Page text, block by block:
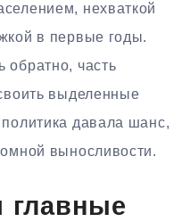
нехваткой
в первые годы.
обратно, часть
выделенные
давала шанс,
выносливости.
главные